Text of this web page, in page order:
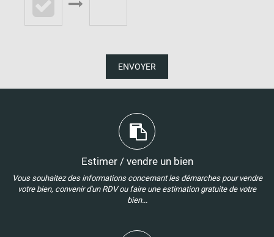
ENVOYER
Estimer / vendre un bien
Vous souhaitez des informations concernant les démarches pour vendre
votre bien, convenir d'un RDV ou faire une estimation gratuite de votre
bien...